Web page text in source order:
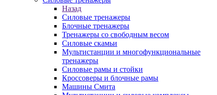
Назад
Силовые тренажеры
Блочные тренажеры
Тренажеры со свободным весом
Силовые скамьи
Мультистанции и многофункциональные
тренажеры
Силовые рамы и стойки
Кроссоверы и блочные рамы
Машины Смита